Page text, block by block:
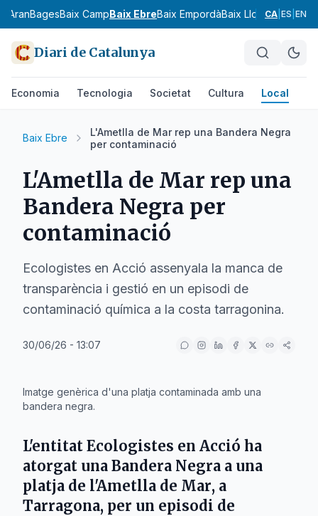
AranBagesBaix CampBaix EbreBaix EmpordàBaix LlobregatBaix
CA ES EN
Diari de Catalunya
Economia Tecnologia Societat Cultura Local
Baix Ebre
L'Ametlla de Mar rep una Bandera Negra
per contaminació
L'Ametlla de Mar rep una
Bandera Negra per
contaminació
Ecologistes en Acció assenyala la manca de
transparència i gestió en un episodi de
contaminació química a la costa tarragonina.
30/06/26 - 13:07
Imatge genèrica d'una platja contaminada amb una
bandera negra.
L'entitat Ecologistes en Acció ha
atorgat una Bandera Negra a una
platja de l'Ametlla de Mar, a
Tarragona, per un episodi de